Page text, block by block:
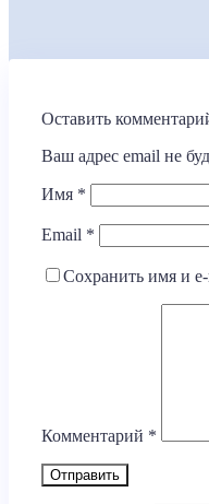
Оставить
Ваш адрес email не
Имя *
Email *
Сохранить имя и
Комментарий *